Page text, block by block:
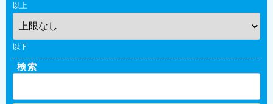
以上
以下
検索